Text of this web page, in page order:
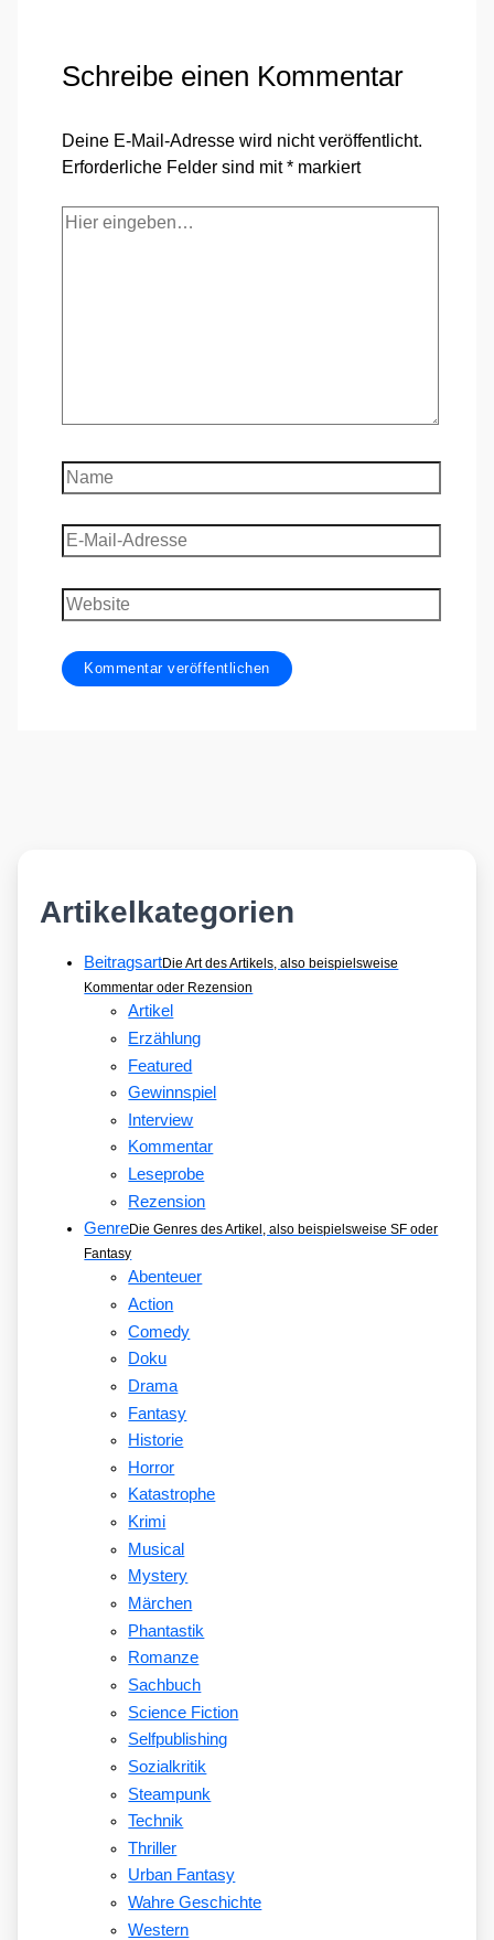
Schreibe einen Kommentar
Deine E-Mail-Adresse wird nicht veröffentlicht.
Erforderliche Felder sind mit* markiert
Hier
Name
E-
Mail-
Adresse
Website
Artikelkategorien
BeitragsartDie Art des Artikels, also beispielsweise
Kommentar oder Rezension
Artikel
Erzählung
Featured
Gewinnspiel
Interview
Kommentar
Leseprobe
Rezension
GenreDie Genres des Artikel, also beispielsweise SF oder
Fantasy
Abenteuer
Action
Comedy
Doku
Drama
Fantasy
Historie
Horror
Katastrophe
Krimi
Musical
Mystery
Märchen
Phantastik
Romanze
Sachbuch
Science Fiction
Selfpublishing
Sozialkritik
Steampunk
Technik
Thriller
Urban Fantasy
Wahre Geschichte
Western